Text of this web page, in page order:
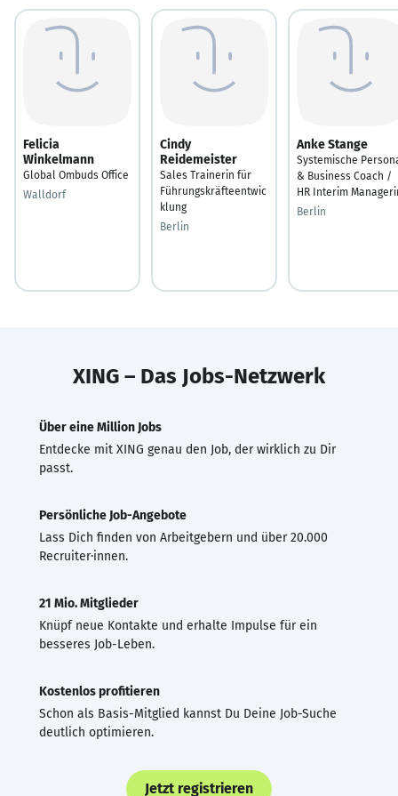
Felicia
Winkelmann
Global Ombuds Office
Walldorf
Cindy
Reidemeister
Sales Trainerin für
Führungskräfteentwic
klung
Berlin
Anke Stange
Systemische
& Business Coach /
HR Interim
Berlin
XING – Das Jobs-Netzwerk
Über eine Million Jobs
Entdecke mit XING genau den Job, der wirklich zu Dir
passt.
Persönliche Job-Angebote
Lass Dich finden von Arbeitgebern und über 20.000
Recruiter·innen.
21 Mio. Mitglieder
Knüpf neue Kontakte und erhalte Impulse für ein
besseres Job-Leben.
Kostenlos profitieren
Schon als Basis-Mitglied kannst Du Deine Job-Suche
deutlich optimieren.
Jetzt registrieren